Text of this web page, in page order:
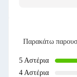
Παρακάτω
5 Αστέρια
4 Αστέρια